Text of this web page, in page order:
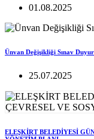
01.08.2025
Ünvan Değişikliği Sınav
25.07.2025
ELEŞKİRT BELEDİYESİ